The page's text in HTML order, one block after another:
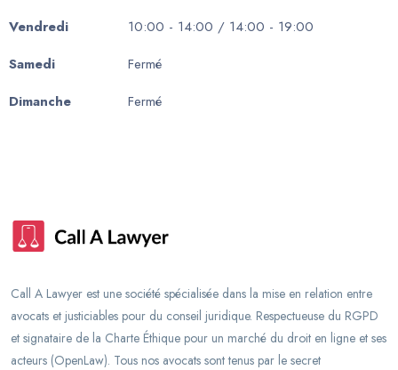
Vendredi
10:00 - 14:00 / 14:00 - 19:00
Samedi
Fermé
Dimanche
Fermé
Call A Lawyer est une société spécialisée dans la mise en relation entre
avocats et justiciables pour du conseil juridique. Respectueuse du RGPD
et signataire de la Charte Éthique pour un marché du droit en ligne et ses
acteurs (OpenLaw). Tous nos avocats sont tenus par le secret